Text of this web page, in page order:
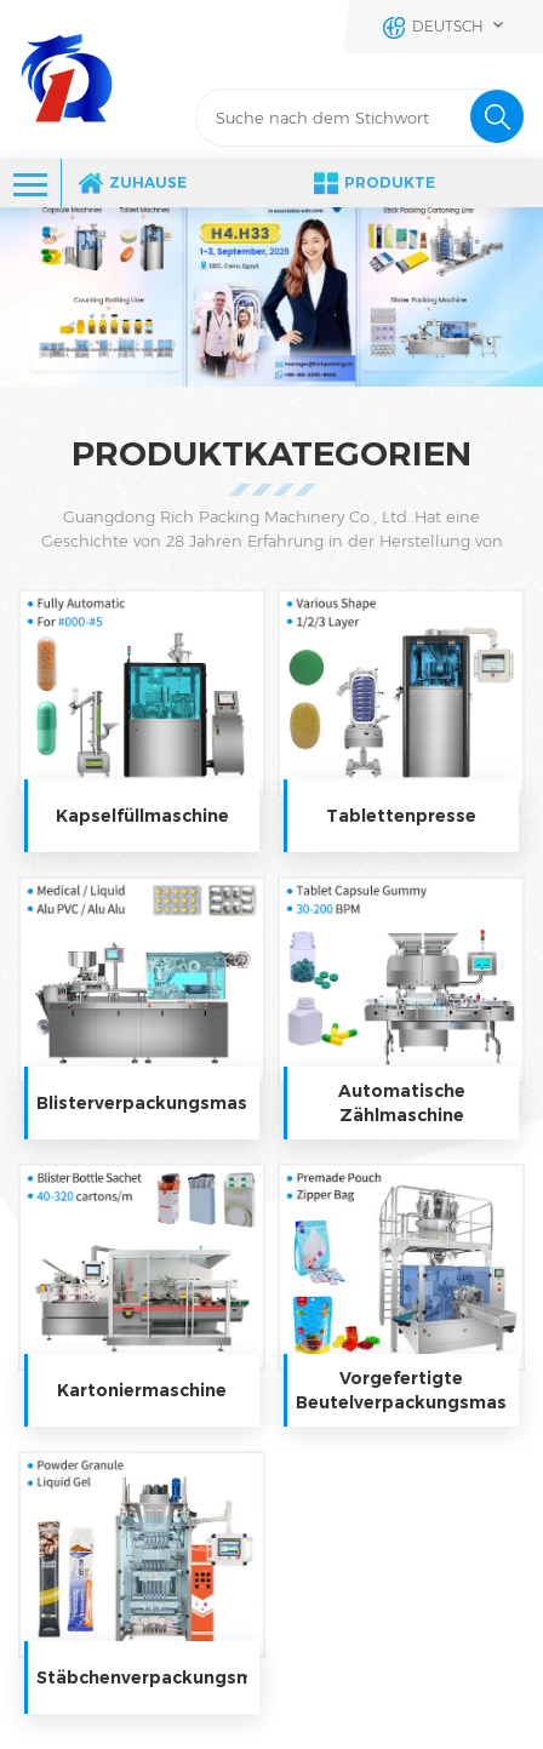
DEUTSCH
ZUHAUSE PRODUKTE
PRODUKTKATEGORIEN
Guangdong Rich Packing Machinery Co., Ltd..Hat eine
Geschichte von 28 Jahren Erfahrung in der Herstellung von
Kapselfüllmaschine Tablettenpresse
Blisterverpackungsmaschine
Automatische
Zählmaschine
Kartoniermaschine
Vorgefertigte
Stäbchenverpackungsmaschine